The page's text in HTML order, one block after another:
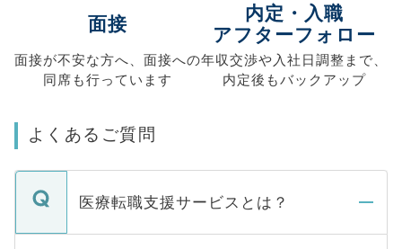
面接
面接が不安な方へ、 面接への
同席も行っています
内定・入職
アフターフォロー
年収交渉や入社日調整まで、
内定後もバックアップ
よくあるご質問
医療転職支援サービスとは？